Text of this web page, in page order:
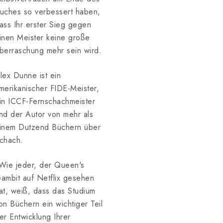
so verbessert haben,
Ihr erster Sieg gegen
Meister keine große
mehr sein wird.
Dunne ist ein
FIDE-Meister,
ICCF-Fernschachmeister
der Autor von mehr als
Dutzend Büchern über
jeder, der Queen's
auf Netflix gesehen
weiß, dass das Studium
Büchern ein wichtiger Teil
Entwicklung Ihrer